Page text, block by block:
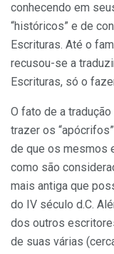
conhecendo em
“históricos” e de
Escrituras. Até o
recusou-se a
Escrituras, só o
O fato de a
trazer os
de que os mesmos
como são
mais antiga que
do IV século d.C.
dos outros
de suas várias